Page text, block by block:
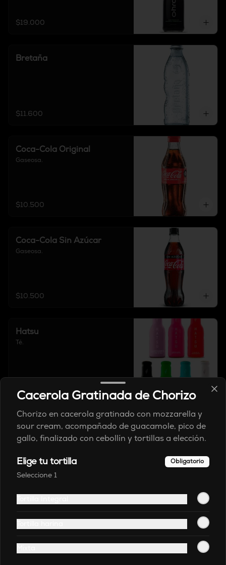
$19.000
Bretaña
$11.600
Coca-Cola Original
Gaseosa.
$10.500
Coca-Cola Sin Azúcar
Gaseosa.
$10.500
Hatsu
Té.
Cervezas
Club Dorada
Nacionales
Club Negra
Cacerola Gratinada de Chorizo
Chorizo en cacerola gratinado con mozzarella y
sour cream, acompañado de guacamole, pico de
gallo, finalizado con cebollín y tortillas a elección.
Elige tu tortilla Obligatorio
Seleccione 1